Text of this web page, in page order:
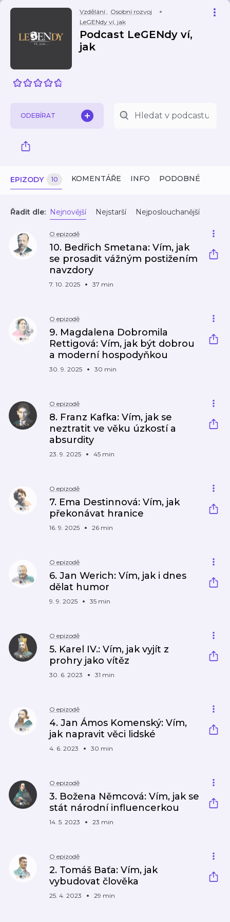
Vzdělání, Osobní rozvoj
LeGENdy ví, jak
Podcast LeGENdy ví,
jak
ODEBÍRAT
EPIZODY 10 KOMENTÁŘE INFO PODOBNÉ
Řadit dle: Nejnovější Nejstarší Nejposlouchanější
O epizodě
10. Bedřich Smetana: Vím, jak
se prosadit vážným postižením
navzdory
7. 10. 2025 37 min
O epizodě
9. Magdalena Dobromila
Rettigová: Vím, jak být dobrou
a moderní hospodyňkou
30. 9. 2025 30 min
O epizodě
8. Franz Kafka: Vím, jak se
neztratit ve věku úzkostí a
absurdity
23. 9. 2025 45 min
O epizodě
7. Ema Destinnová: Vím, jak
překonávat hranice
16. 9. 2025 26 min
O epizodě
6. Jan Werich: Vím, jak i dnes
dělat humor
9. 9. 2025 35 min
O epizodě
5. Karel IV.: Vím, jak vyjít z
prohry jako vítěz
30. 6. 2023 31 min
O epizodě
4. Jan Ámos Komenský: Vím,
jak napravit věci lidské
4. 6. 2023 30 min
O epizodě
3. Božena Němcová: Vím, jak se
stát národní influencerkou
14. 5. 2023 23 min
O epizodě
2. Tomáš Baťa: Vím, jak
vybudovat člověka
25. 4. 2023 29 min